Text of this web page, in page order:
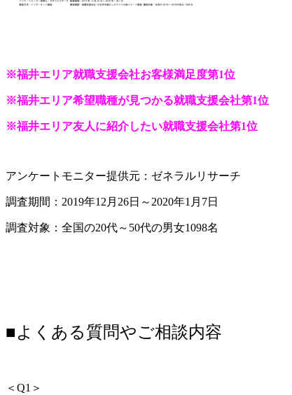
※福井エリア就職支援会社お客様満足度第1位
※福井エリア希望職種が見つかる就職支援会社第1位
※福井エリア友人に紹介したい就職支援会社第1位
アンケートモニター提供元：ゼネラルリサーチ
調査期間：2019年12月26日～2020年1月7日
調査対象：全国の20代～50代の男女1098名
■よくある質問やご相談内容
＜Q1＞